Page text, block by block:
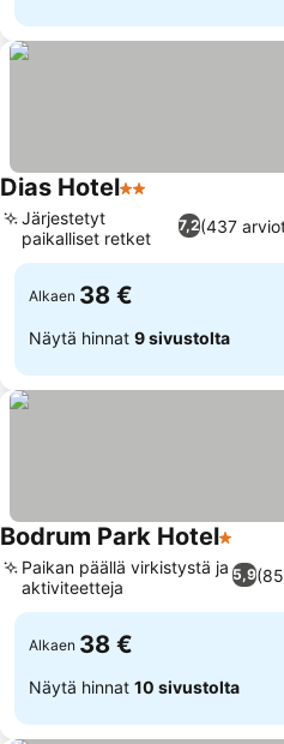
Dias Hotel2 Tähtiluokitus
7,2(437
Järjestetyt
paikalliset retket
Alkaen 38 €
Näytä hinnat 9 sivustolta
Bodrum Park Hotel1
5,9
Paikan päällä virkistystä ja
aktiviteetteja
Alkaen 38 €
Näytä hinnat 10 sivustolta